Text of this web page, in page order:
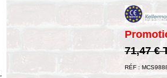
71,47 €
RÉF :